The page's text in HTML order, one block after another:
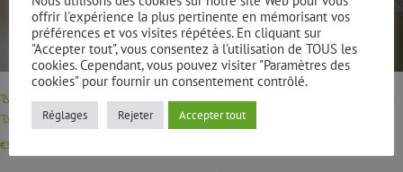
Bon cadeau : Atelier Si les plantes :
Duo de cosmétiques solides
€50,00
Bon Cadeau : Atelier Si les plantes :
Duo de soins du visage
offrir l'expérience la plus pertinente en mémorisant vos
préférences et vos visites répétées. En cliquant sur
"Accepter tout", vous consentez à l'utilisation de TOUS les
cookies. Cependant, vous pouvez visiter "Paramètres des
cookies" pour fournir un consentement contrôlé.
Réglages Rejeter Accepter tout